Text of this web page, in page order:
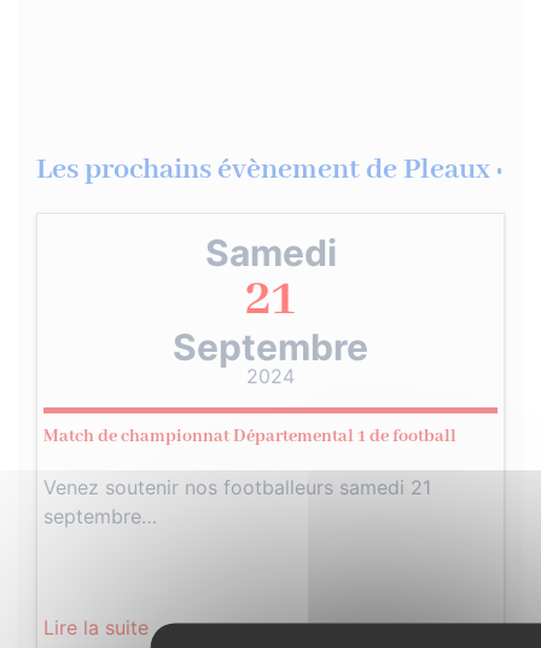
Les prochains évènement de Pleaux :
Samedi
21
Septembre
2024
Match de championnat Départemental 1 de football
Venez soutenir nos footballeurs samedi 21
septembre…
Lire la suite